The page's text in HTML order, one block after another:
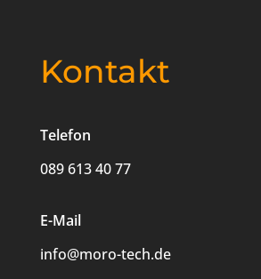
Kontakt
Telefon
089 613 40 77
E-Mail
info@moro-tech.de